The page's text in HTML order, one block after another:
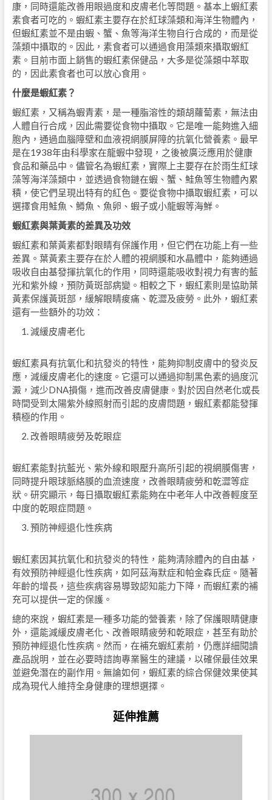
康，同時還能改善用眼過度和皮膚老化等問題。基本上蝦紅素
素食者可吃的。蝦紅素主要存在於紅球藻類和海洋生物體內，
但蝦紅素並不是由蝦、蟹、魚等海洋生物自行合成的，而是從
藻類中攝取的。因此，素食者可以通過食用藻類來攝取蝦紅
素。目前市面上銷售的蝦紅素保健品，大多是從藻類中萃取
的，因此素食者也可以放心食用。
什麼是蝦紅素？
蝦紅素，又稱為蝦青素，是一種脂溶性的類胡蘿蔔素，無法由
人體自行合成，因此需要從食物中攝取。它是唯一能夠進入細
胞內，通過血腦障壁和血液視網膜屏障的抗氧化營養素。最早
是在1938年由科學家在龍蝦中發現，之後被廣泛應用於健康
食品和藥品中。儘管名為蝦紅素，實際上主要存在於雨生紅球
藻等海洋藻類中，並透過食物鏈在蝦、蟹、鮭魚等生物體內累
積，使它們呈現出特有的紅色。要從食物中攝取蝦紅素，可以
選擇食用鮭魚、鱒魚、魚卵、蝦子或小龍蝦等海鮮。
蝦紅素與葉黃素的差異及功效
蝦紅素和葉黃素都對眼睛有保護作用，但它們在功能上有一些
差異。葉黃素主要存在於人體的視網膜和水晶體中，能夠通過
吸收自由基發揮抗氧化的作用，同時還能吸收對視力有害的藍
光和紫外線，預防黃斑部病變。相較之下，蝦紅素則是協助葉
黃素保護黃斑部，緩解眼睛痠痛、乾澀及疲勞。此外，蝦紅素
還有一些額外的功效：
減緩皮膚老化
蝦紅素具有抗氧化和抗發炎的特性，能夠抑制皮膚中的發炎反
應，減緩皮膚老化的速度。它還可以通過抑制黑色素的過度沉
澱，減少DNA損傷，進而改善皮膚健康。對於因自然老化或長
時間受到太陽紫外線照射而引起的皮膚問題，蝦紅素都能發揮
積極的作用。
改善眼睛疲勞及乾眼症
蝦紅素能對抗藍光、紫外線和眼壓升高所引起的視網膜傷害，
同時提升眼球脈絡膜的血流速度，改善眼睛疲勞和乾澀等症
狀。研究顯示，每日攝取蝦紅素能夠在中老年人中改善輕度至
中度的乾眼症問題。
預防神經退化性疾病
蝦紅素因其抗氧化和抗發炎的特性，能夠清除體內的自由基，
有效預防神經退化性疾病，如阿茲海默症和帕金森氏症。隨著
年齡的增長，這些疾病容易導致認知能力下降，而蝦紅素的補
充可以提供一定的保護。
總的來說，蝦紅素是一種多功能的營養素，除了保護眼睛健康
外，還能減緩皮膚老化、改善眼睛疲勞和乾眼症，甚至有助於
預防神經退化性疾病。然而，在補充蝦紅素前，仍應詳細閱讀
產品說明，並在必要時諮詢專業醫生的建議，以確保最佳效果
並避免潛在的副作用。無論如何，蝦紅素的綜合保健效果使其
成為現代人維持全身健康的理想選擇。
延伸推薦